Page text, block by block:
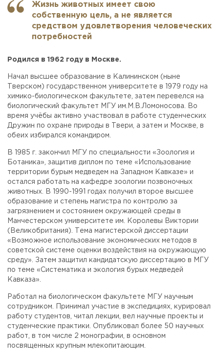
Жизнь животных имеет свою
собственную цель, а не является
средством удовлетворения человеческих
потребностей
Родился в 1962 году в Москве.
Начал высшее образование в Калининском (ныне
Тверском) государственном университете в 1979 году на
химико-биологическом факультете, затем перевелся на
биологический факультет МГУ им.М.В.Ломоносова. Во
время учёбы активно участвовал в работе студенческих
Дружин по охране природы в Твери, а затем и Москве, в
обеих избирался командиром.
В 1985 г. закончил МГУ по специальности «Зоология и
Ботаника», защитив диплом по теме «Использование
территории бурым медведем на Западном Кавказе» и
остался работать на кафедре зоологии позвоночных
животных. В 1990-1991 годах получил второе высшее
образование и степень магистра по контролю за
загрязнением и состоянием окружающей среды в
Манчестерском университете им. Королевы Виктории
(Великобритания). Тема магистерской диссертации
«Возможное использование экономических методов в
советской системе оценки воздействия на окружающую
среду». Затем защитил кандидатскую диссертацию в МГУ
по теме «Систематика и экология бурых медведей
Кавказа».
Работал на биологическом факультете МГУ научным
сотрудником. Принимал участие в экспедициях, курировал
работу студентов, читал лекции, вел научные проекты и
студенческие практики. Опубликовал более 50 научных
работ, в том числе 2 монографии, в основном
посвященных крупным млекопитающим.